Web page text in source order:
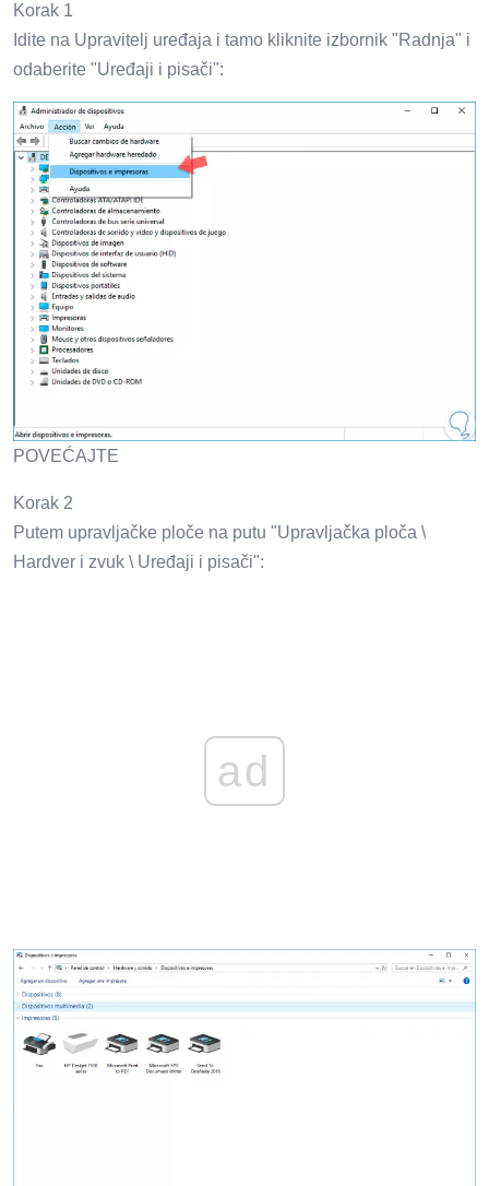
Korak 1
Idite na Upravitelj uređaja i tamo kliknite izbornik "Radnja" i
odaberite "Uređaji i pisači":
POVEĆAJTE
Korak 2
Putem upravljačke ploče na putu "Upravljačka ploča \
Hardver i zvuk \ Uređaji i pisači":
ad